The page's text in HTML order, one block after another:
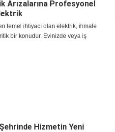
Arızalarına Profesyonel
temel ihtiyacı olan elektrik, ihmale
bir konudur. Evinizde veya iş
Hizmetin Yeni